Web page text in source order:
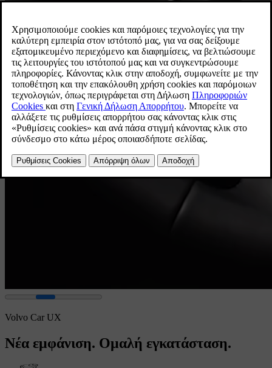
Volvo Car UX
Νέα εμφάνιση. Ομαλή εγκατάσταση.